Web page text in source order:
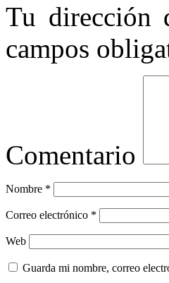
Tu dirección
campos
Comentario
Nombre *
Correo electrónico *
Web
Guarda mi nombre, correo